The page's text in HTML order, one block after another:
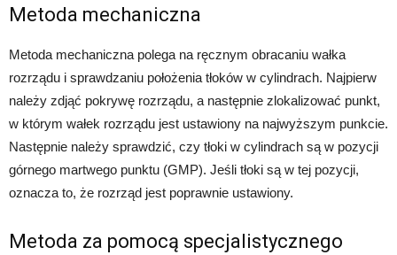
Metoda mechaniczna
Metoda mechaniczna polega na ręcznym obracaniu wałka
rozrządu i sprawdzaniu położenia tłoków w cylindrach. Najpierw
należy zdjąć pokrywę rozrządu, a następnie zlokalizować punkt,
w którym wałek rozrządu jest ustawiony na najwyższym punkcie.
Następnie należy sprawdzić, czy tłoki w cylindrach są w pozycji
górnego martwego punktu (GMP). Jeśli tłoki są w tej pozycji,
oznacza to, że rozrząd jest poprawnie ustawiony.
Metoda za pomocą specjalistycznego